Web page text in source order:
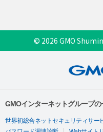
© 2026 GMO